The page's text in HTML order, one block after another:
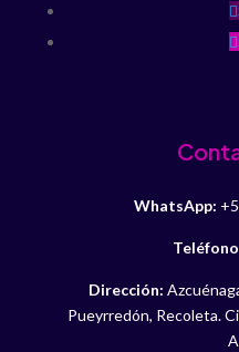
WhatsApp:
Dirección:
Pueyrredón, Recoleta.